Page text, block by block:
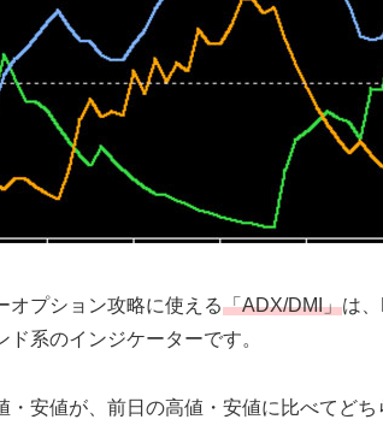
オプション攻略に使える「ADX/DMI」は
ド系のインジケーターです。
・安値が、前日の高値・安値に比べてどち